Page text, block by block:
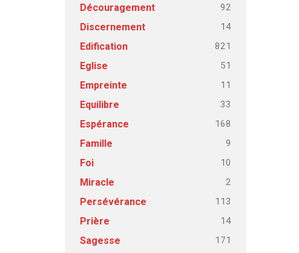
Découragement 92
Discernement 14
Edification 821
Eglise 51
Empreinte 11
Equilibre 33
Espérance 168
Famille 9
Foi 10
Miracle 2
Persévérance 113
Prière 14
Sagesse 171